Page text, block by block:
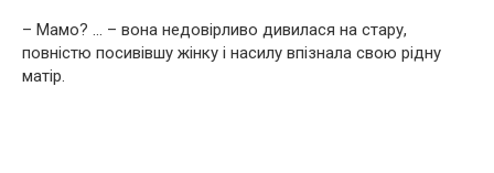
– Мамo? … – вона недовірливо дивилася на стару,
повністю посивівшу жінку і насилу впізнала свою рідну
матір.